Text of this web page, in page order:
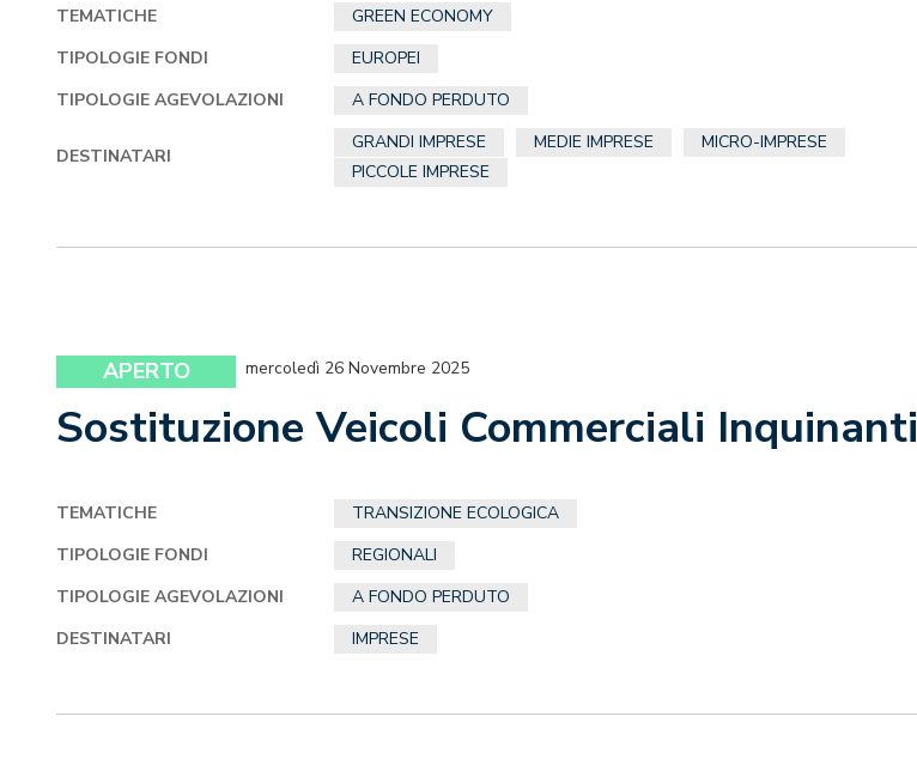
TEMATICHE
GREEN ECONOMY
TIPOLOGIE FONDI
EUROPEI
TIPOLOGIE AGEVOLAZIONI
A FONDO PERDUTO
DESTINATARI
GRANDI IMPRESE MEDIE IMPRESE
MICRO-IMPRESE
PICCOLE IMPRESE
APERTO mercoledì 26 Novembre 2025
Sostituzione Veicoli Commerciali Inquinanti
TEMATICHE
TRANSIZIONE ECOLOGICA
TIPOLOGIE FONDI
REGIONALI
TIPOLOGIE AGEVOLAZIONI
A FONDO PERDUTO
DESTINATARI
IMPRESE